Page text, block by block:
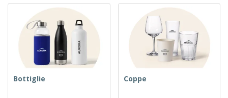
Bottiglie Coppe